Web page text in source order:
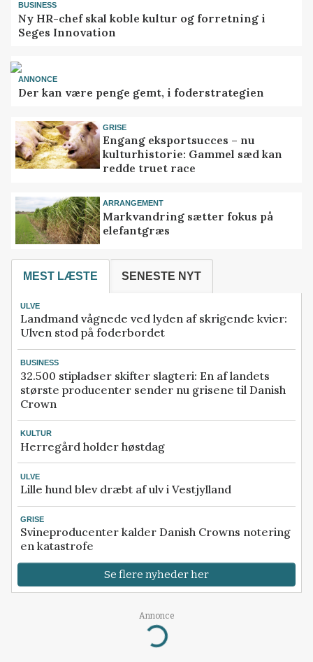
BUSINESS
Ny HR-chef skal koble kultur og forretning i
Seges Innovation
ANNONCE
Der kan være penge gemt, i foderstrategien
GRISE
Engang eksportsucces – nu
kulturhistorie: Gammel sæd kan
redde truet race
ARRANGEMENT
Markvandring sætter fokus på
elefantgræs
MEST LÆSTE SENESTE NYT
ULVE
Landmand vågnede ved lyden af skrigende kvier:
Ulven stod på foderbordet
BUSINESS
32.500 stipladser skifter slagteri: En af landets
største producenter sender nu grisene til Danish
Crown
KULTUR
Herregård holder høstdag
ULVE
Lille hund blev dræbt af ulv i Vestjylland
GRISE
Svineproducenter kalder Danish Crowns notering
en katastrofe
Se flere nyheder her
Annonce
Loading...